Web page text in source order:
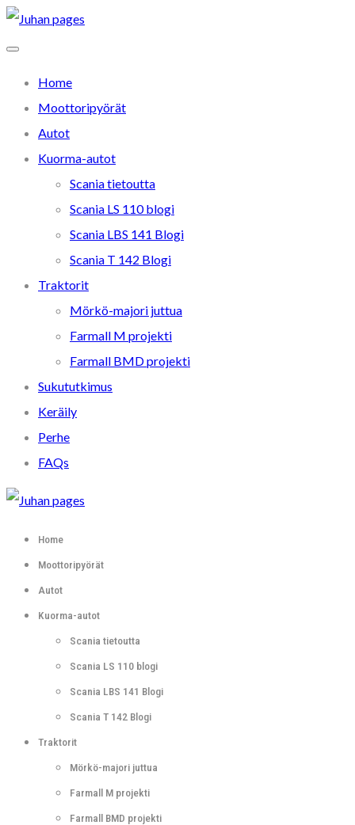
Home
Moottoripyörät
Autot
Kuorma-autot
Scania tietoutta
Scania LS 110 blogi
Scania LBS 141 Blogi
Scania T 142 Blogi
Traktorit
Mörkö-majori juttua
Farmall M projekti
Farmall BMD projekti
Sukututkimus
Keräily
Perhe
FAQs
Home
Moottoripyörät
Autot
Kuorma-autot
Scania tietoutta
Scania LS 110 blogi
Scania LBS 141 Blogi
Scania T 142 Blogi
Traktorit
Mörkö-majori juttua
Farmall M projekti
Farmall BMD projekti